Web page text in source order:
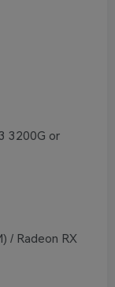
3200G or
/ Radeon RX